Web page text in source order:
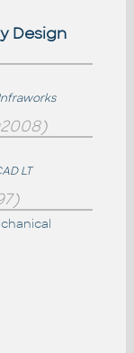
Design
LT